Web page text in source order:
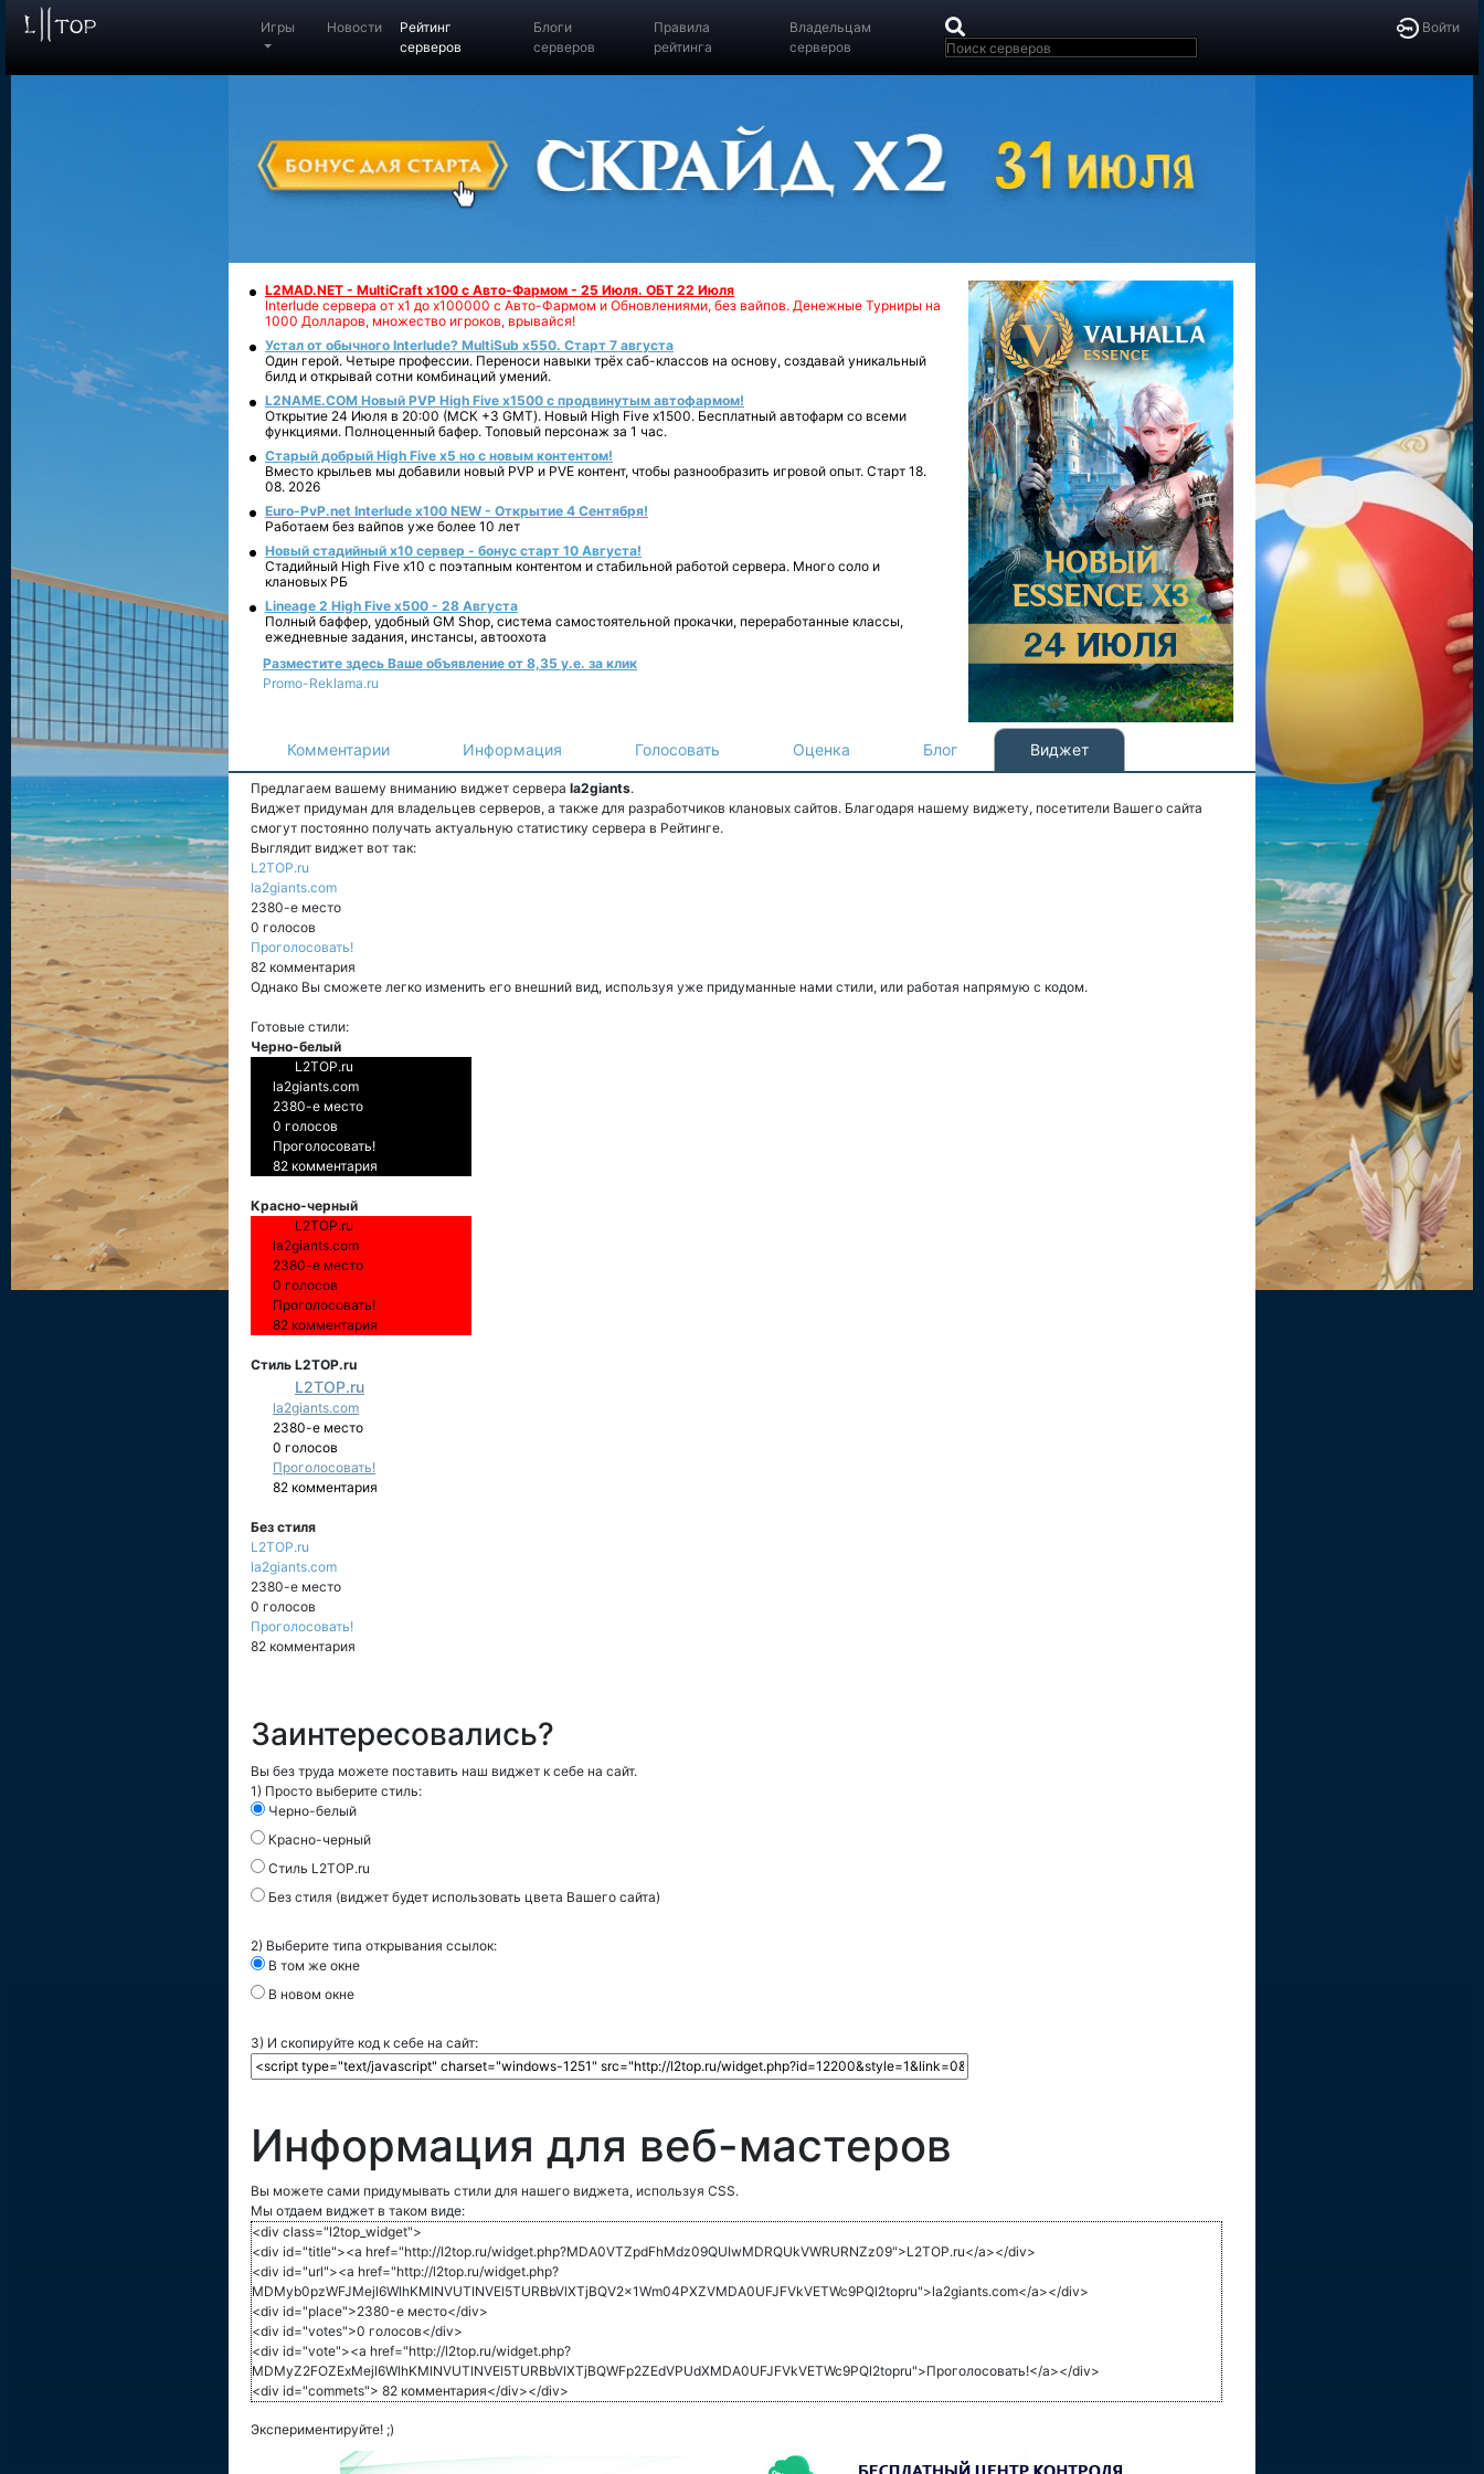
Войти
Игры Новости
Рейтинг
серверов
Блоги
серверов
Правила
рейтинга
Владельцам
серверов
L2MAD.NET - MultiCraft x100 с Авто-Фармом - 25 Июля. ОБТ 22 Июля
Interlude сервера от х1 до х100000 с Авто-Фармом и Обновлениями, без вайпов. Денежные Турниры на
1000 Долларов, множество игроков, врывайся!
Устал от обычного Interlude? MultiSub x550. Старт 7 августа
Один герой. Четыре профессии. Переноси навыки трёх саб-классов на основу, создавай уникальный
билд и открывай сотни комбинаций умений.
L2NAME.COM Новый PVP High Five x1500 с продвинутым автофармом!
Открытие 24 Июля в 20:00 (МСК +3 GMT). Новый High Five x1500. Бесплатный автофарм со всеми
функциями. Полноценный бафер. Топовый персонаж за 1 час.
Старый добрый High Five x5 но с новым контентом!
Вместо крыльев мы добавили новый PVP и PVE контент, чтобы разнообразить игровой опыт. Старт 18.
08. 2026
Euro-PvP.net Interlude х100 NEW - Открытие 4 Сентября!
Работаем без вайпов уже более 10 лет
Новый стадийный х10 сервер - бонус старт 10 Августа!
Стадийный High Five x10 с поэтапным контентом и стабильной работой сервера. Много соло и
клановых РБ
Lineage 2 High Five x500 - 28 Августа
Полный баффер, удобный GM Shop, система самостоятельной прокачки, переработанные классы,
ежедневные задания, инстансы, автоохота
Разместите здесь Ваше объявление от 8,35 у.е. за клик
Promo-Reklama.ru
Комментарии Информация Голосовать Оценка Блог Виджет
Предлагаем вашему вниманию виджет сервера la2giants.
Виджет придуман для владельцев серверов, а также для разработчиков клановых сайтов. Благодаря нашему виджету, посетители Вашего сайта
смогут постоянно получать актуальную статистику сервера в Рейтинге.
Выглядит виджет вот так:
L2TOP.ru
la2giants.com
2380-е место
0 голосов
Проголосовать!
82 комментария
Однако Вы сможете легко изменить его внешний вид, используя уже придуманные нами стили, или работая напрямую с кодом.
Готовые стили:
Черно-белый
L2TOP.ru
la2giants.com
2380-е место
0 голосов
Проголосовать!
82 комментария
Красно-черный
L2TOP.ru
la2giants.com
2380-е место
0 голосов
Проголосовать!
82 комментария
Стиль L2TOP.ru
L2TOP.ru
la2giants.com
2380-е место
0 голосов
Проголосовать!
82 комментария
Без стиля
L2TOP.ru
la2giants.com
2380-е место
0 голосов
Проголосовать!
82 комментария
Заинтересовались?
Вы без труда можете поставить наш виджет к себе на сайт.
1) Просто выберите стиль:
Черно-белый
Красно-черный
Стиль L2TOP.ru
Без стиля (виджет будет использовать цвета Вашего сайта)
2) Выберите типа открывания ссылок:
В том же окне
В новом окне
3) И скопируйте код к себе на сайт:
Информация для веб-мастеров
Вы можете сами придумывать стили для нашего виджета, используя CSS.
Мы отдаем виджет в таком виде:
<div class="l2top_widget">
<div id="title"><a href="http://l2top.ru/widget.php?MDA0VTZpdFhMdz09QUIwMDRQUkVWRURNZz09">L2TOP.ru</a></div>
<div id="url"><a href="http://l2top.ru/widget.php?
MDMyb0pzWFJMejl6WlhKMlNVUTlNVEl5TURBbVlXTjBQV2x1Wm04PXZVMDA0UFJFVkVETWc9PQl2topru">la2giants.com</a></div>
<div id="place">2380-е место</div>
<div id="votes">0 голосов</div>
<div id="vote"><a href="http://l2top.ru/widget.php?
MDMyZ2FOZExMejl6WlhKMlNVUTlNVEl5TURBbVlXTjBQWFp2ZEdVPUdXMDA0UFJFVkVETWc9PQl2topru">Проголосовать!</a></div>
<div id="commets"> 82 комментария</div></div>
Экспериментируйте! ;)